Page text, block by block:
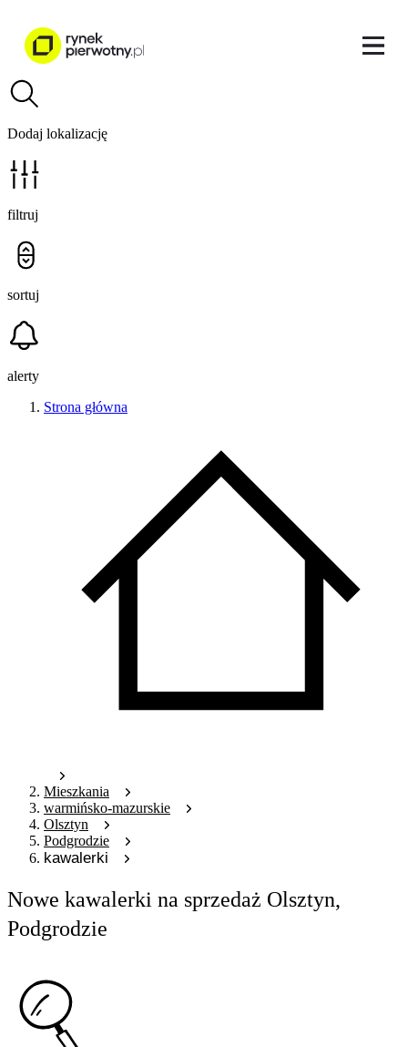
Dodaj lokalizację
filtruj
sortuj
alerty
Strona główna
Mieszkania
warmińsko-mazurskie
Olsztyn
Podgrodzie
kawalerki
Nowe kawalerki na sprzedaż Olsztyn,
Podgrodzie